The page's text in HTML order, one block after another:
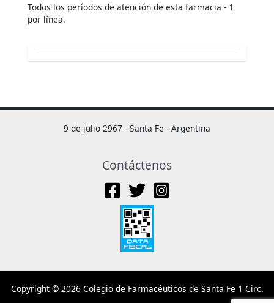
Todos los períodos de atención de esta farmacia - 1
por línea.
9 de julio 2967 - Santa Fe - Argentina
Contáctenos
Copyright © 2026 Colegio de Farmacéuticos de Santa Fe 1 Circ.